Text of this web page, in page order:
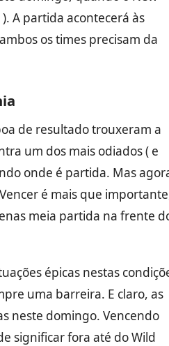
A partida acontecerá às
os times precisam da
de resultado trouxeram a
um dos mais odiados ( e
onde é partida. Mas
é mais que
meia partida na frente
épicas nestas
uma barreira. E claro, as
neste domingo. Vencendo
significar fora até do Wild